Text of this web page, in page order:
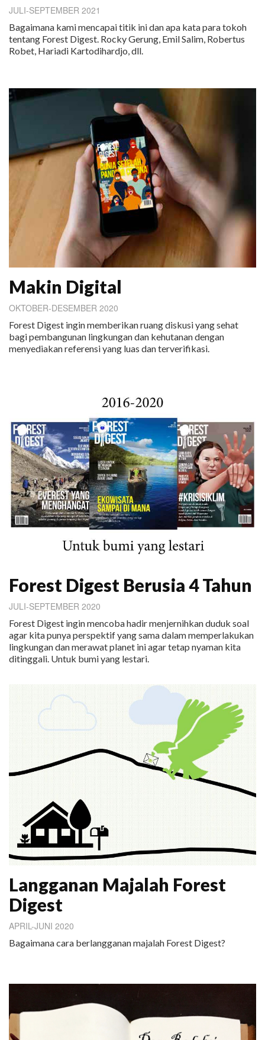
JULI-SEPTEMBER 2021
Bagaimana kami mencapai titik ini dan apa kata para tokoh
tentang Forest Digest. Rocky Gerung, Emil Salim, Robertus
Robet, Hariadi Kartodihardjo, dll.
Makin Digital
OKTOBER-DESEMBER 2020
Forest Digest ingin memberikan ruang diskusi yang sehat
bagi pembangunan lingkungan dan kehutanan dengan
menyediakan referensi yang luas dan terverifikasi.
Forest Digest Berusia 4 Tahun
JULI-SEPTEMBER 2020
Forest Digest ingin mencoba hadir menjernihkan duduk soal
agar kita punya perspektif yang sama dalam memperlakukan
lingkungan dan merawat planet ini agar tetap nyaman kita
ditinggali. Untuk bumi yang lestari.
Langganan Majalah Forest
Digest
APRIL-JUNI 2020
Bagaimana cara berlangganan majalah Forest Digest?